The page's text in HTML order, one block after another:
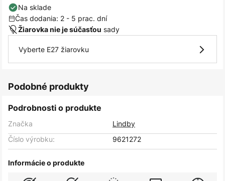
Na sklade
Čas dodania: 2 - 5 prac. dní
Žiarovka nie je súčasťou sady
Vyberte E27 žiarovku
Podobné produkty
Podrobnosti o produkte
Značka
Lindby
Číslo výrobku:
9621272
Informácie o produkte